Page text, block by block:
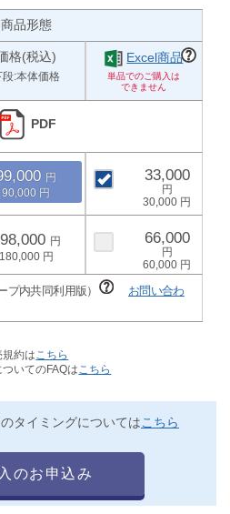
商品形態
格(税込)
段:本体価格
Excel商品
PDF
90,000
33,000
30,000
180,000
66,000
60,000
プ内共同利用版）
お問い合わ
約は こちら
いてのFAQは こちら
タイミングについてはこちら
のお申込み